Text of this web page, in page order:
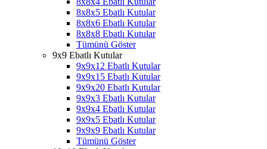
8x8x5 Ebatlı Kutular
8x8x6 Ebatlı Kutular
8x8x8 Ebatlı Kutular
Tümünü Göster
9x9 Ebatlı Kutular
9x9x12 Ebatlı Kutular
9x9x15 Ebatlı Kutular
9x9x20 Ebatlı Kutular
9x9x3 Ebatlı Kutular
9x9x4 Ebatlı Kutular
9x9x5 Ebatlı Kutular
9x9x9 Ebatlı Kutular
Tümünü Göster